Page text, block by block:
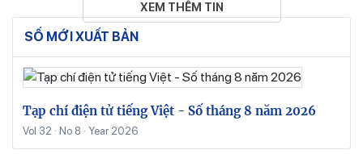
XEM THÊM TIN
SỐ MỚI XUẤT BẢN
Tạp chí điện tử tiếng Việt - Số tháng 8 năm 2026
Vol 32 · No 8 · Year 2026